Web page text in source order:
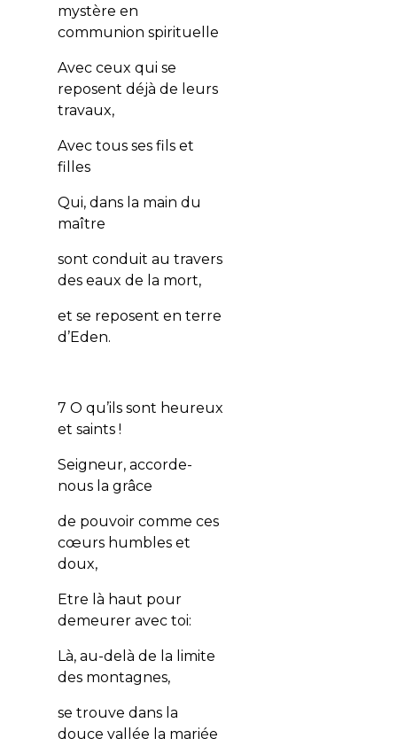
mystère en
communion spirituelle
Avec ceux qui se
reposent déjà de leurs
travaux,
Avec tous ses fils et
filles
Qui, dans la main du
maître
sont conduit au travers
des eaux de la mort,
et se reposent en terre
d’Eden.
7 O qu’ils sont heureux
et saints !
Seigneur, accorde-
nous la grâce
de pouvoir comme ces
cœurs humbles et
doux,
Etre là haut pour
demeurer avec toi:
Là, au-delà de la limite
des montagnes,
se trouve dans la
douce vallée la mariée